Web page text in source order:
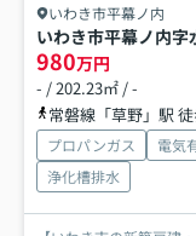
いわき市平幕ノ内
いわき市平幕ノ内
980万円
- / 202.23㎡ / -
常磐線「草野」駅
プロパンガス 電気
浄化槽排水